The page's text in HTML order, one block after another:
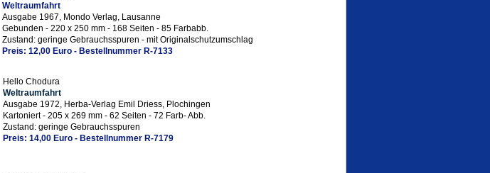
Weltraumfahrt
Ausgabe 1967, Mondo Verlag, Lausanne
Gebunden - 220 x 250 mm - 168 Seiten - 85 Farbabb.
Zustand: geringe Gebrauchsspuren - mit Originalschutzumschlag
Preis: 12,00 Euro - Bestellnummer R-7133
Hello Chodura
Weltraumfahrt
Ausgabe 1972, Herba-Verlag Emil Driess, Plochingen
Kartoniert - 205 x 269 mm - 62 Seiten - 72 Farb- Abb.
Zustand: geringe Gebrauchsspuren
Preis: 14,00 Euro - Bestellnummer R-7179